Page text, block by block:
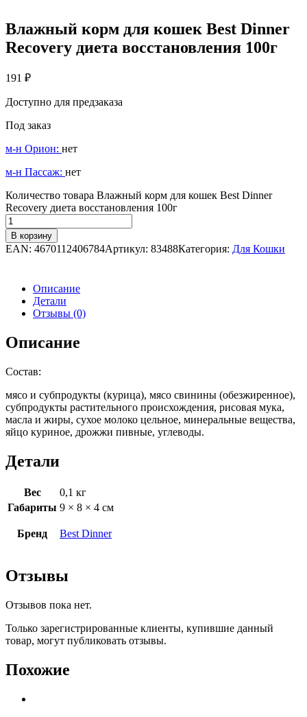
Влажный корм для кошек Best Dinner
Recovery диета восстановления 100г
191 ₽
Доступно для предзаказа
Под заказ
м-н Орион: нет
м-н Пассаж: нет
Количество товара Влажный корм для кошек Best Dinner
Recovery диета восстановления 100г
В корзину
EAN: 4670112406784Артикул: 83488Категория: Для Кошки
Описание
Детали
Отзывы (0)
Описание
Состав:
мясо и субпродукты (курица), мясо свинины (обезжиренное),
субпродукты растительного происхождения, рисовая мука,
масла и жиры, сухое молоко цельное, минеральные вещества,
яйцо куриное, дрожжи пивные, углеводы.
Детали
Вес
0,1 кг
Габариты 9 × 8 × 4 см
Бренд Best Dinner
Отзывы
Отзывов пока нет.
Только зарегистрированные клиенты, купившие данный
товар, могут публиковать отзывы.
Похожие